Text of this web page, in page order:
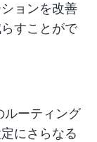
ョンを改善
すことがで
ーティング
にさらなる